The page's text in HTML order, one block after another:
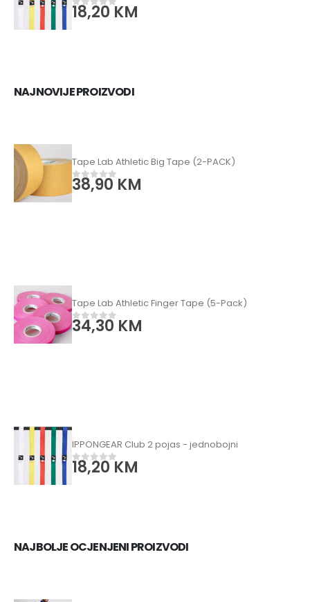
od 5
18,20KM
NAJNOVIJE PROIZVODI
Tape Lab Athletic Big Tape (2-PACK)
0od 5
38,90KM
Tape Lab Athletic Finger Tape (5-Pack)
0od 5
34,30KM
IPPONGEAR Club 2 pojas - jednobojni
od 5
18,20KM
NAJBOLJE OCJENJENI PROIZVODI